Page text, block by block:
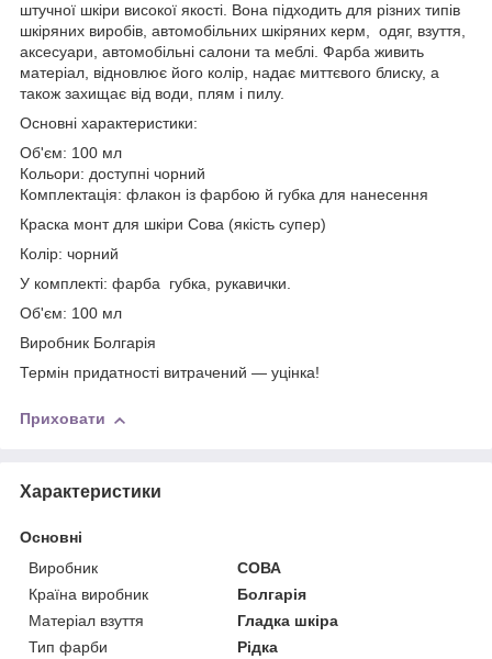
штучної шкіри високої якості. Вона підходить для різних типів
шкіряних виробів, автомобільних шкіряних керм, одяг, взуття,
аксесуари, автомобільні салони та меблі. Фарба живить
матеріал, відновлює його колір, надає миттєвого блиску, а
також захищає від води, плям і пилу.
Основні характеристики:
Об'єм: 100 мл
Кольори: доступні чорний
Комплектація: флакон із фарбою й губка для нанесення
Краска монт для шкіри Сова (якість супер)
Колір: чорний
У комплекті: фарба губка, рукавички.
Об'єм: 100 мл
Виробник Болгарія
Термін придатності витрачений — уцінка!
Приховати
Характеристики
Основні
Виробник
СОВА
Країна виробник
Болгарія
Матеріал взуття
Гладка шкіра
Тип фарби
Рідка